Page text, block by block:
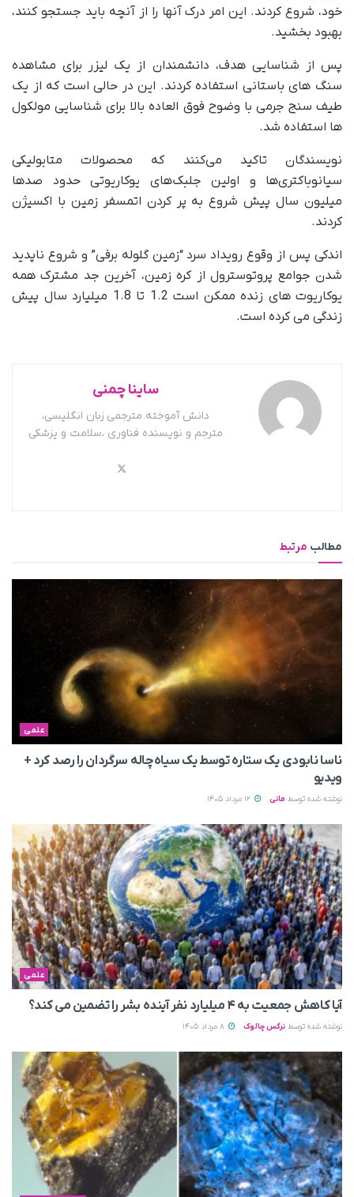
خود، شروع کردند. این امر درک آنها را از آنچه باید جستجو کنند،
بهبود بخشید.
پس از شناسایی هدف، دانشمندان از یک لیزر برای مشاهده
سنگ های باستانی استفاده کردند. این در حالی است که از یک
طیف سنج جرمی با وضوح فوق العاده بالا برای شناسایی مولکول
ها استفاده شد.
نویسندگان تاکید می‌کنند که محصولات متابولیکی
سیانوباکتری‌ها و اولین جلبک‌های یوکاریوتی حدود صدها
میلیون سال پیش شروع به پر کردن اتمسفر زمین با اکسیژن
کردند.
اندکی پس از وقوع رویداد سرد “زمین گلوله برفی” و شروع ناپدید
شدن جوامع پروتوسترول از کره زمین، آخرین جد مشترک همه
یوکاریوت های زنده ممکن است 1.2 تا 1.8 میلیارد سال پیش
زندگی می کرده است.
ساینا چمنی
دانش آموخته مترجمی زبان انگلیسی،
مترجم و نویسنده فناوری ،سلامت و پزشکی
مطالب مرتبط
علمی
ناسا نابودی یک ستاره توسط یک سیاه‌چاله سرگردان را رصد کرد +
ویدیو
نوشته شده توسط مانی
علمی
آیا کاهش جمعیت به ۴ میلیارد نفر آینده بشر را تضمین می‌ کند؟
نوشته شده توسط نرگس چالوک